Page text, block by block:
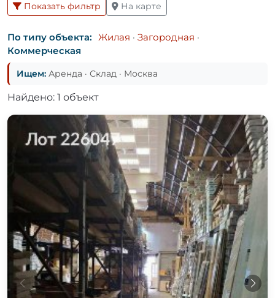
Показать фильтр На карте
По типу объекта: Жилая · Загородная ·
Коммерческая
Ищем: Аренда · Склад · Москва
Найдено: 1 объект